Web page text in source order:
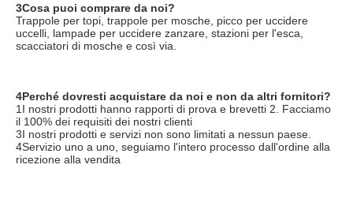
3Cosa puoi comprare da noi?
Trappole per topi, trappole per mosche, picco per uccidere
uccelli, lampade per uccidere zanzare, stazioni per l'esca,
scacciatori di mosche e così via.
4Perché dovresti acquistare da noi e non da altri fornitori?
1I nostri prodotti hanno rapporti di prova e brevetti 2. Facciamo
il 100% dei requisiti dei nostri clienti
3I nostri prodotti e servizi non sono limitati a nessun paese.
4Servizio uno a uno, seguiamo l'intero processo dall'ordine alla
ricezione alla vendita